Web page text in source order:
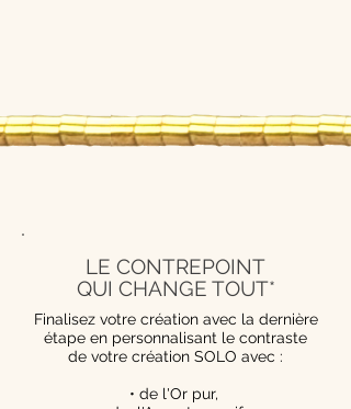
LE CONTREPOINT
QUI CHANGE TOUT*
Finalisez votre création avec la dernière
étape en personnalisant le contraste
de votre création SOLO avec :
• de l'Or pur,